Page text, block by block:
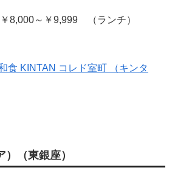
￥8,000～￥9,999 （ランチ）
食 KINTAN コレド室町 （キンタ
（東銀座）